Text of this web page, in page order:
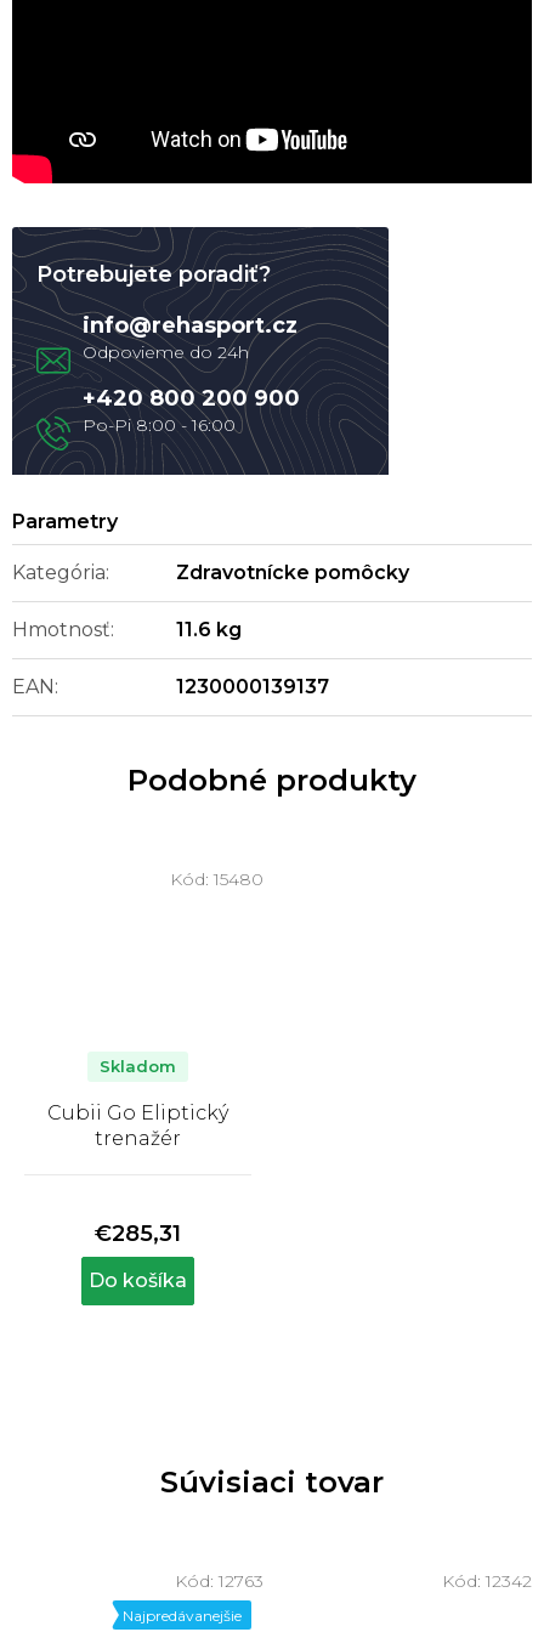
Súvisiaci tovar
Najpredávanejšie
Kód: 12763 Kód: 12342
Potrebujete poradiť?
info@rehasport.cz
+420 800 200 900
Kategória: Zdravotnícke pomôcky
Hmotnosť: 11.6 kg
EAN : 1230000139137
Podobné produkty
Cubii Go Eliptický
trenažér
produktu
5,0
Skladom
€285,31
Do košíka
Kód: 15480